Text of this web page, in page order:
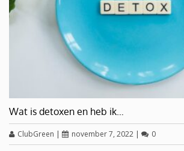
Wat is detoxen en heb ik…
ClubGreen | november 7, 2022 | 0